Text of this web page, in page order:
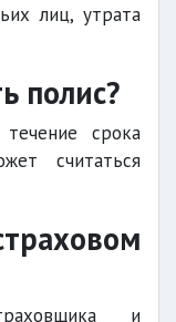
лиц, утрата
полис?
срока
считаться
и